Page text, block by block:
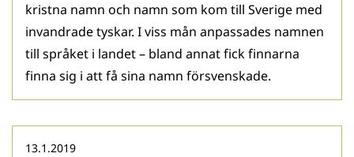
kristna namn och namn som kom till Sverige med
invandrade tyskar. I viss mån anpassades namnen
till språket i landet – bland annat fick finnarna
finna sig i att få sina namn försvenskade.
13.1.2019